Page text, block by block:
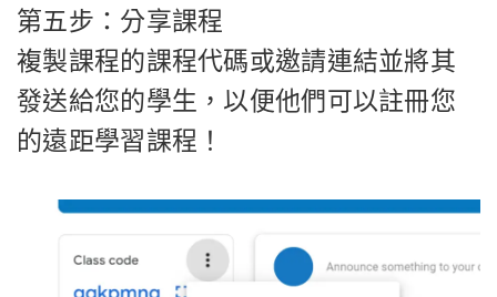
第五步：分享課程
複製課程的課程代碼或邀請連結並將其
發送給您的學生，以便他們可以註冊您
的遠距學習課程！